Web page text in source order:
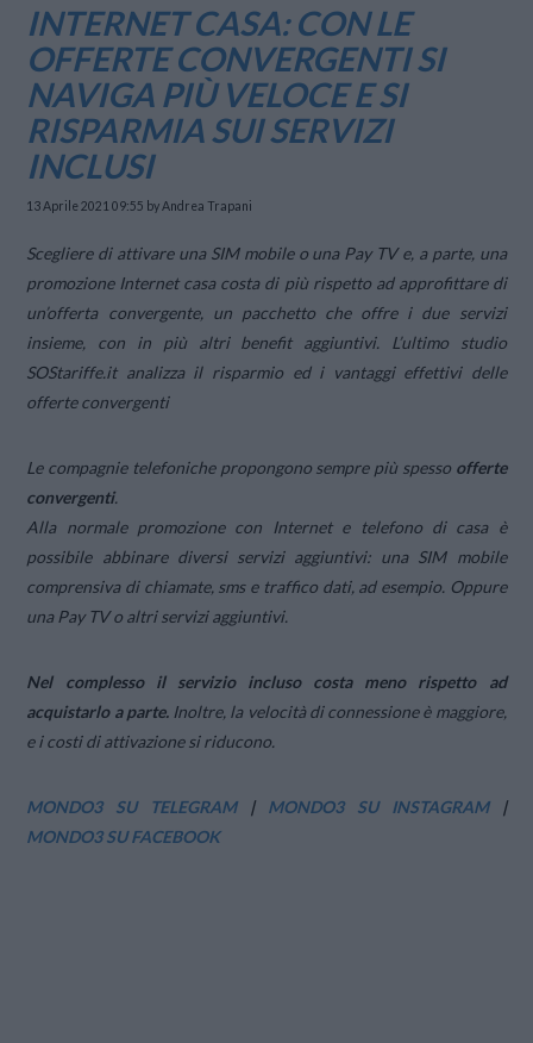
INTERNET CASA: CON LE
OFFERTE CONVERGENTI SI
NAVIGA PIÙ VELOCE E SI
RISPARMIA SUI SERVIZI
INCLUSI
13 Aprile 2021 09:55 by Andrea Trapani
Scegliere di attivare una SIM mobile o una Pay TV e, a parte, una
promozione Internet casa costa di più rispetto ad approfittare di
un’offerta convergente, un pacchetto che offre i due servizi
insieme, con in più altri benefit aggiuntivi. L’ultimo studio
SOStariffe.it analizza il risparmio ed ivantaggi effettivi delle
offerte convergenti
Le compagnie telefoniche propongono sempre più spesso offerte
convergenti.
Alla normale promozione con Internet e telefono di casa è
possibile abbinare diversi servizi aggiuntivi: una SIM mobile
comprensiva di chiamate, sms e traffico dati, ad esempio. Oppure
una Pay TV o altri servizi aggiuntivi.
Nel complesso il servizio incluso costa meno rispetto ad
acquistarlo a parte. Inoltre, la velocità di connessione è maggiore,
e i costi di attivazione si riducono.
MONDO3 SU TELEGRAM| MONDO3 SU INSTAGRAM|
MONDO3 SU FACEBOOK